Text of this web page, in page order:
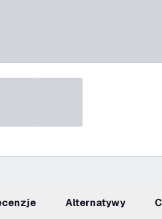
Alternatywy